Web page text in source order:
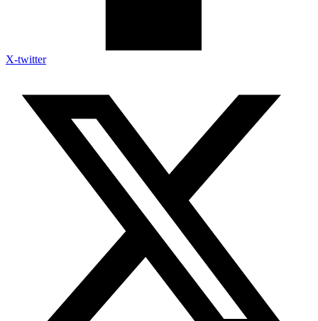
X-twitter